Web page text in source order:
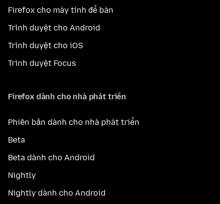
Firefox cho máy tính để bàn
Trình duyệt cho Android
Trình duyệt cho iOS
Trình duyệt Focus
Firefox dành cho nhà phát triển
Phiên bản dành cho nhà phát triển
Beta
Beta dành cho Android
Nightly
Nightly dành cho Android